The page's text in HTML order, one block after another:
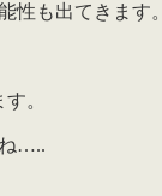
性も出てきます。
。
…..